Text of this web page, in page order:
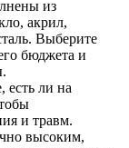
из
акрил,
Выберите
бюджета и
есть ли на
и травм.
высоким,